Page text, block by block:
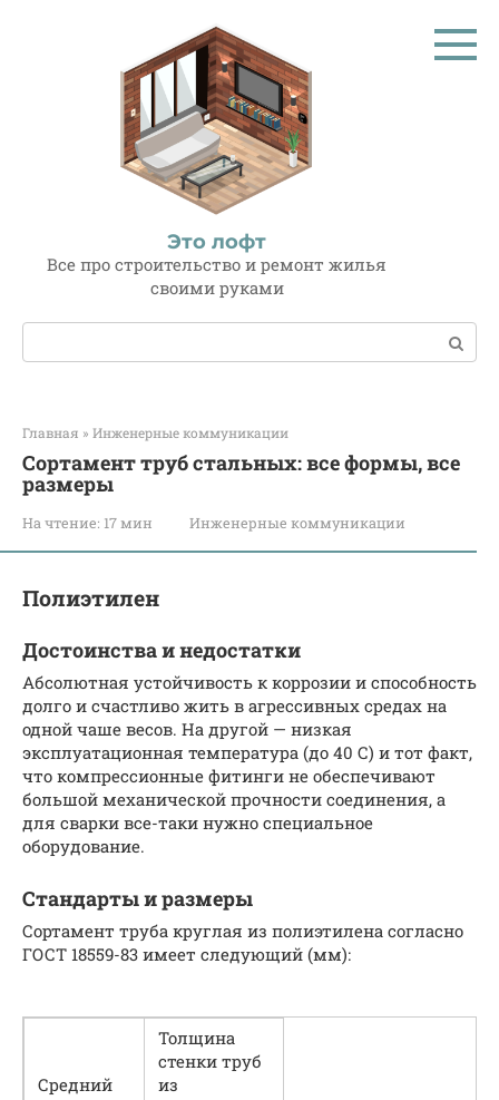
Это лофт
Все про строительство и ремонт жилья
своими руками
Поиск:
Главная » Инженерные коммуникации
Сортамент труб стальных: все формы, все
размеры
На чтение: 17 мин Инженерные коммуникации
Полиэтилен
Достоинства и недостатки
Абсолютная устойчивость к коррозии и способность
долго и счастливо жить в агрессивных средах на
одной чаше весов. На другой — низкая
эксплуатационная температура (до 40 С) и тот факт,
что компрессионные фитинги не обеспечивают
большой механической прочности соединения, а
для сварки все-таки нужно специальное
оборудование.
Стандарты и размеры
Сортамент труба круглая из полиэтилена согласно
ГОСТ 18559-83 имеет следующий (мм):
Средний
Толщина
стенки труб
из